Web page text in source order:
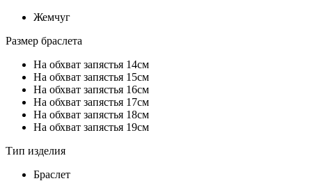
Жемчуг
Размер браслета
На обхват запястья 14см
На обхват запястья 15см
На обхват запястья 16см
На обхват запястья 17см
На обхват запястья 18см
На обхват запястья 19см
Тип изделия
Браслет